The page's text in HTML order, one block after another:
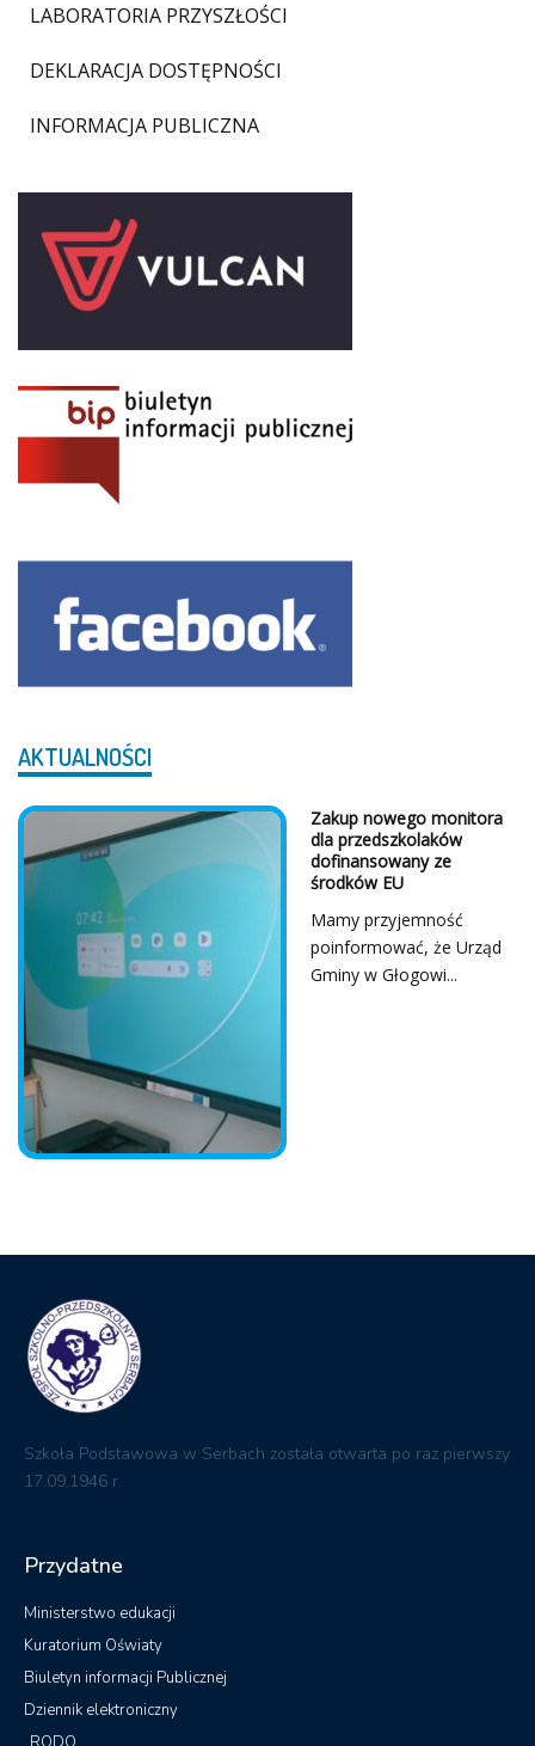
LABORATORIA PRZYSZŁOŚCI
DEKLARACJA DOSTĘPNOŚCI
INFORMACJA PUBLICZNA
AKTUALNOŚCI
Z Serca Dziękujemy!
...
Szkoła Podstawowa w Serbach została otwarta po raz pierwszy
17.09.1946 r.
Przydatne
Ministerstwo edukacji
Kuratorium Oświaty
Biuletyn informacji Publicznej
Dziennik elektroniczny